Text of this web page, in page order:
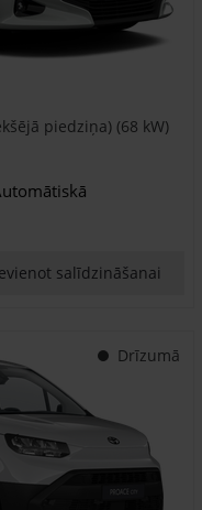
piedziņa) (68 kW)
salīdzināšanai
Drīzumā